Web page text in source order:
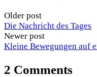
Older post
Die Nachricht des Tages
Newer post
Kleine Bewegungen auf
2 Comments